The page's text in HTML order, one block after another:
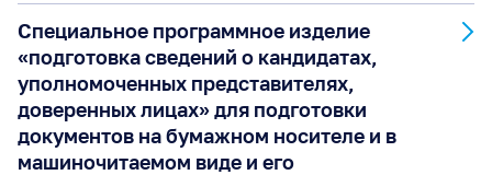
Специальное программное изделие
«подготовка сведений о кандидатах,
уполномоченных представителях,
доверенных лицах» для подготовки
документов на бумажном носителе и в
машиночитаемом виде и его